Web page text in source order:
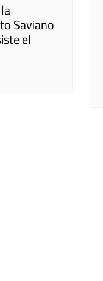
Saviano
el